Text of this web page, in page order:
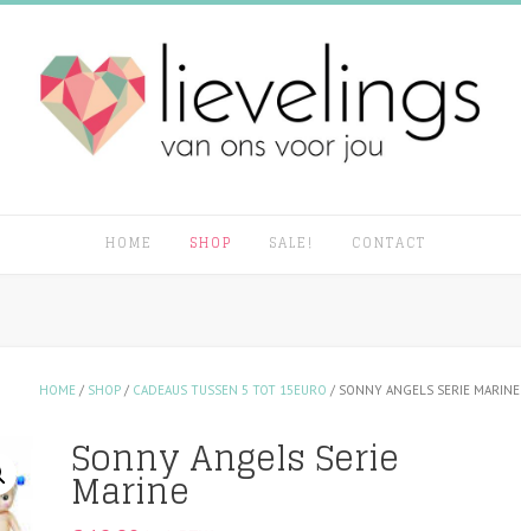
HOME SHOP SALE! CONTACT
HOME / SHOP / CADEAUS TUSSEN 5 TOT 15EURO / SONNY ANGELS SERIE MARINE
Sonny Angels Serie
Marine